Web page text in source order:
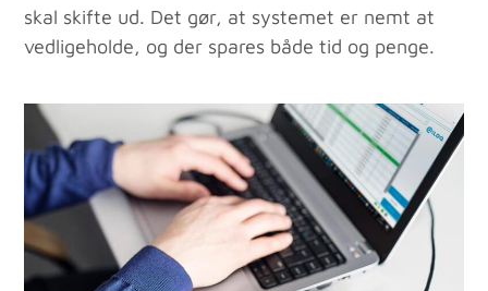
skal skifte ud. Det gør, at systemet er nemt at
vedligeholde, og der spares både tid og penge.